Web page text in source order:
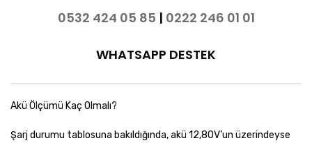
0532 424 05 85 | 0222 246 01 01
WHATSAPP DESTEK
Akü Ölçümü Kaç Olmalı?
Şarj durumu tablosuna bakıldığında, akü 12,80V’un üzerindeyse